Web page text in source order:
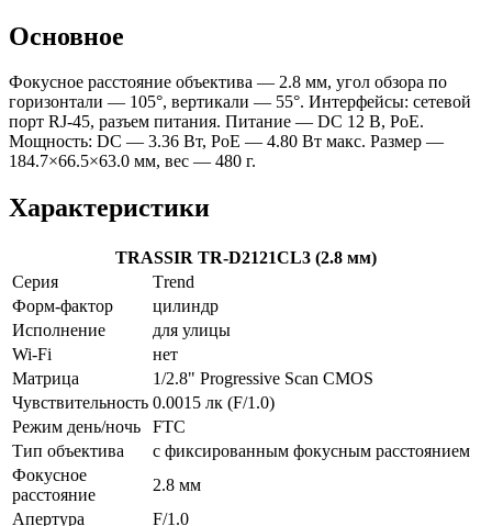
Основное
Фокусное расстояние объектива — 2.8 мм, угол обзора по
горизонтали — 105°, вертикали — 55°. Интерфейсы: сетевой
порт RJ-45, разъем питания. Питание — DC 12 В, PoE.
Мощность: DC — 3.36 Вт, PoE — 4.80 Вт макс. Размер —
184.7×66.5×63.0 мм, вес — 480 г.
Характеристики
TRASSIR TR-D2121CL3 (2.8 мм)
Серия
Тrend
Форм-фактор
цилиндр
Исполнение
для улицы
Wi-Fi
нет
Матрица
1/2.8" Progressive Scan CMOS
Чувствительность 0.0015 лк (F/1.0)
Режим день/ночь
FTC
Тип объектива
с фиксированным фокусным расстоянием
Фокусное
расстояние
2.8 мм
Апертура
F/1.0